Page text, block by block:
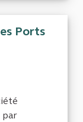
Ports
par